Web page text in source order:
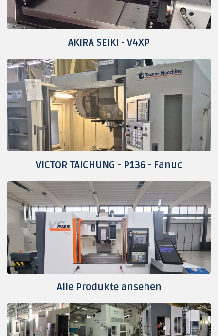
AKIRA SEIKI - V4XP
VICTOR TAICHUNG - P136 - Fanuc
Alle Produkte ansehen